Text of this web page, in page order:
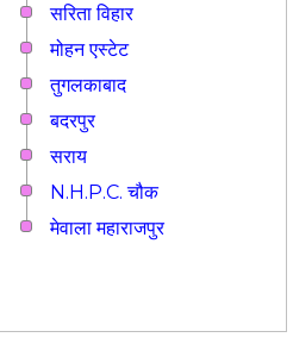
सरिता विहार
मोहन एस्टेट
तुगलकाबाद
बदरपुर
सराय
N.H.P.C. चौक
मेवाला महाराजपुर